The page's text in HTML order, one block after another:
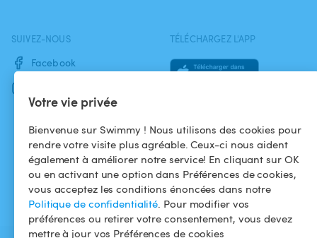
Votre vie privée
Bienvenue sur Swimmy ! Nous utilisons des cookies pour
rendre votre visite plus agréable. Ceux-ci nous aident
également à améliorer notre service! En cliquant sur OK
ou en activant une option dans Préférences de cookies,
vous acceptez les conditions énoncées dans notre
Politique de confidentialité. Pour modifier vos
préférences ou retirer votre consentement, vous devez
mettre à jour vos Préférences de cookies
SUIVEZ-NOUS
Facebook
TÉLÉCHARGEZ L'APP